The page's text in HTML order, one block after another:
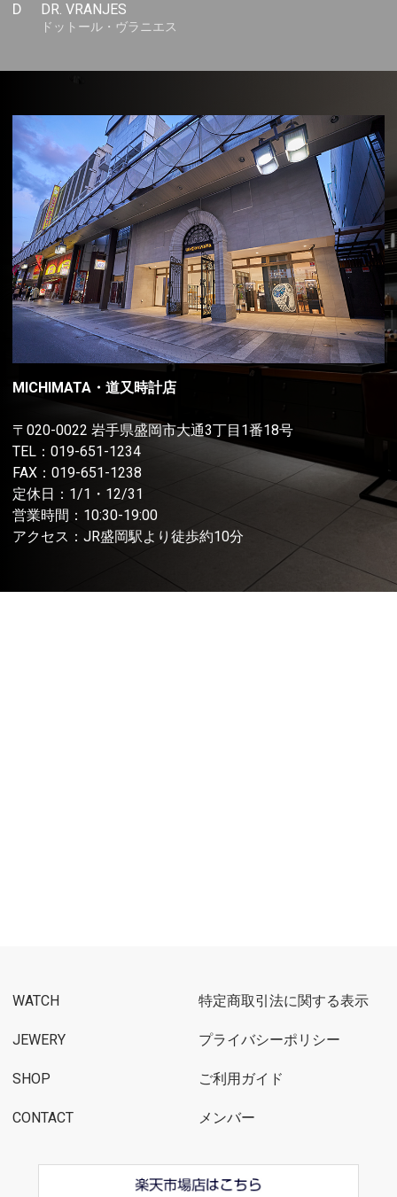
D DR. VRANJES
ドットール・ヴラニエス
MICHIMATA・道又時計店
〒020-0022 岩手県盛岡市大通3丁目1番18号
TEL： 019-651-1234
FAX：019-651-1238
定休日：1/1・12/31
営業時間：10:30-19:00
アクセス：JR盛岡駅より徒歩約10分
WATCH
JEWERY
SHOP
CONTACT
特定商取引法に関する表示
プライバシーポリシー
ご利用ガイド
メンバー